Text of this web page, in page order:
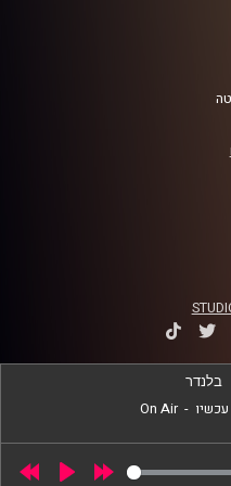
בלנדר
-
On Air